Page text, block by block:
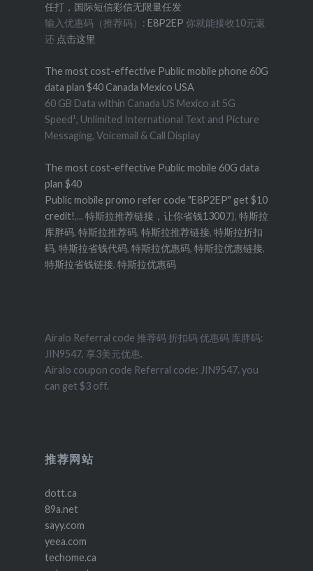
任打，国际短信彩信无限量任发
输入优惠码（推荐码）: E8P2EP 你就能接收10元返
还 点击这里
The most cost-effective Public mobile phone 60G
data plan $40 Canada Mexico USA
60 GB Data within Canada US Mexico at 5G
Speed¹, Unlimited International Text and Picture
Messaging, Voicemail & Call Display
The most cost-effective Public mobile 60G data
plan $40
Public mobile promo refer code "E8P2EP" get $10
credit!,... 特斯拉推荐链接，让你省钱1300刀, 特斯拉
库胖码, 特斯拉推荐码, 特斯拉推荐链接, 特斯拉折扣
码, 特斯拉省钱代码, 特斯拉优惠码, 特斯拉优惠链接,
特斯拉省钱链接, 特斯拉优惠码
Airalo Referral code 推荐码 折扣码 优惠码 库胖码:
JIN9547, 享3美元优惠.
Airalo coupon code Referral code: JIN9547. you
can get $3 off.
推荐网站
dott.ca
89a.net
sayy.com
yeea.com
techome.ca